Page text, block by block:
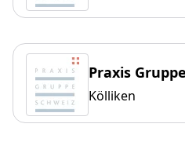
Praxis
Kölliken